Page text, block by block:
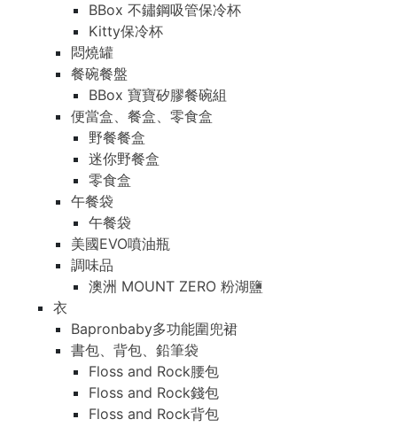
BBox 不鏽鋼吸管保冷杯
Kitty保冷杯
悶燒罐
餐碗餐盤
BBox 寶寶矽膠餐碗組
便當盒、餐盒、零食盒
野餐餐盒
迷你野餐盒
零食盒
午餐袋
午餐袋
美國EVO噴油瓶
調味品
澳洲 MOUNT ZERO 粉湖鹽
衣
Bapronbaby多功能圍兜裙
書包、背包、鉛筆袋
Floss and Rock腰包
Floss and Rock錢包
Floss and Rock背包